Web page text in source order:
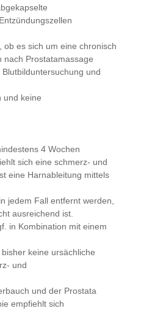
ob es sich um eine chronisch
nach Prostatamassage
und
und keine
4 Wochen
sich eine schmerz- und
eine Harnableitung mittels
jedem Fall entfernt werden,
ausreichend ist.
in Kombination mit einem
keine ursächliche
und
und der Prostata
empfiehlt sich